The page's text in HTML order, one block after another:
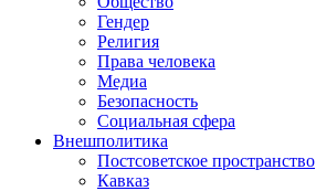
Гендер
Религия
Права человека
Медиа
Безопасность
Социальная сфера
Внешполитика
Постсоветское пространство
Кавказ